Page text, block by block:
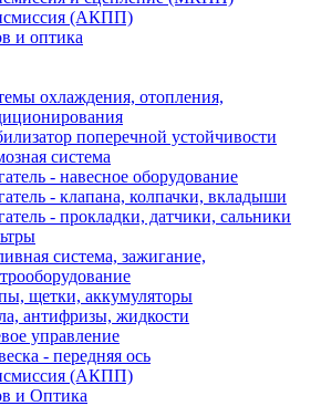
(АКПП)
и оптика
охлаждения, отопления,
поперечной устойчивости
система
- навесное оборудование
- клапана, колпачки, вкладыши
- прокладки, датчики, сальники
система, зажигание,
щетки, аккумуляторы
антифризы, жидкости
управление
- передняя ось
(АКПП)
и Оптика